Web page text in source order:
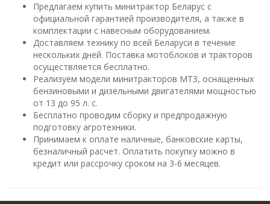
Предлагаем купить минитрактор Беларус с
официальной гарантией производителя, а также в
комплектации с навесным оборудованием.
Доставляем технику по всей Беларуси в течение
нескольких дней. Поставка мотоблоков и тракторов
осуществляется бесплатно.
Реализуем модели минитракторов МТЗ, оснащенных
бензиновыми и дизельными двигателями мощностью
от 13 до 95 л. с.
Бесплатно проводим сборку и предпродажную
подготовку агротехники.
Принимаем к оплате наличные, банковские карты,
безналичный расчет. Оплатить покупку можно в
кредит или рассрочку сроком на 3-6 месяцев.